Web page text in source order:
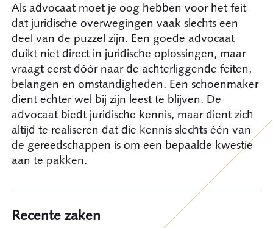
Als advocaat moet je oog hebben voor het feit
dat juridische overwegingen vaak slechts een
deel van de puzzel zijn. Een goede advocaat
duikt niet direct in juridische oplossingen, maar
vraagt eerst dóór naar de achterliggende feiten,
belangen en omstandigheden. Een schoenmaker
dient echter wel bij zijn leest te blijven. De
advocaat biedt juridische kennis, maar dient zich
altijd te realiseren dat die kennis slechts één van
de gereedschappen is om een bepaalde kwestie
aan te pakken.
Recente zaken